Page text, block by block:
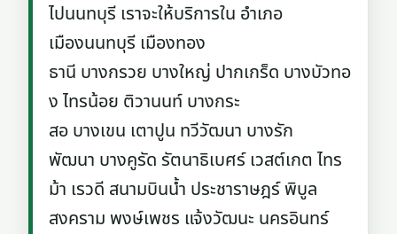
ไปนนทบุรี เราจะให้บริการใน อำเภอ
เมืองนนทบุรี เมืองทอง
ธานี บางกรวย บางใหญ่ ปากเกร็ด บางบัวทอ
ง ไทรน้อย ติวานนท์ บางกระ
สอ บางเขน เตาปูน ทวีวัฒนา บางรัก
พัฒนา บางคูรัด รัตนาธิเบศร์ เวสต์เกต ไทร
ม้า เรวดี สนามบินน้ำ ประชาราษฎร์ พิบูล
สงคราม พงษ์เพชร แจ้งวัฒนะ นครอินทร์